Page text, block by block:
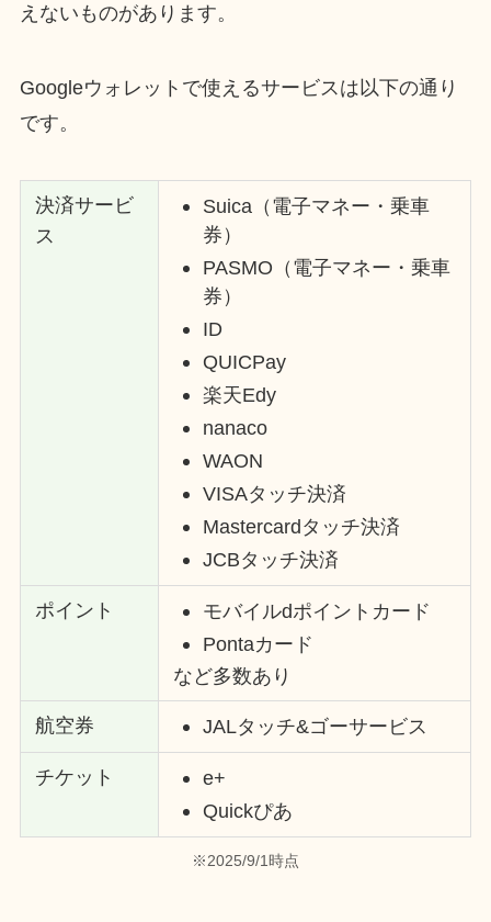
えないものがあります。
Googleウォレットで使えるサービスは以下の通り
です。
決済サービ
ス
Suica（電子マネー・乗車
券）
PASMO（電子マネー・乗車
券）
ID
QUICPay
楽天Edy
nanaco
WAON
VISAタッチ決済
Mastercardタッチ決済
JCBタッチ決済
ポイント
モバイルdポイントカード
Pontaカード
など多数あり
航空券 JALタッチ&ゴーサービス
チケット
e+
Quickぴあ
※2025/9/1時点